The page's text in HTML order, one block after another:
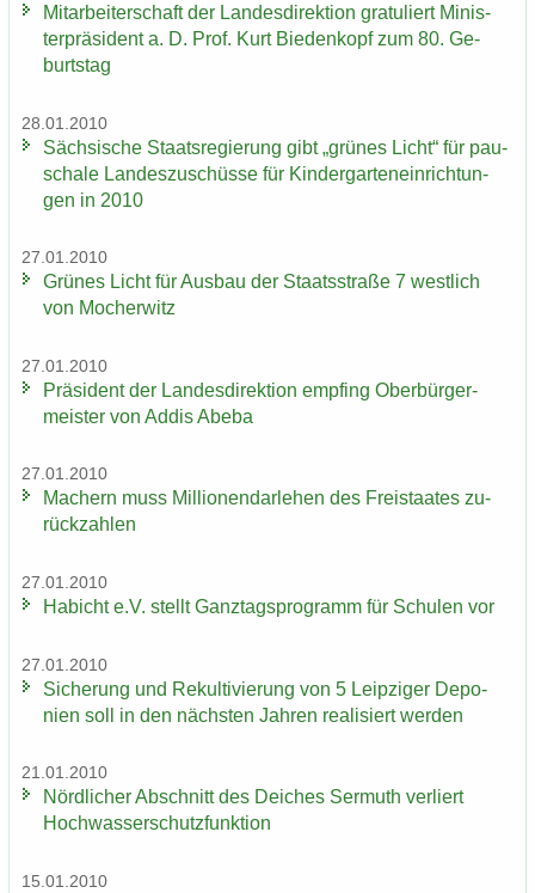
Mit­ar­bei­ter­schaft der Lan­des­di­rek­ti­on gra­tu­liert Mi­nis­
ter­prä­si­dent a. D. Prof. Kurt Bie­den­kopf zum 80. Ge­
burts­tag
28.01.2010
Säch­si­sche Staats­re­gie­rung gibt „grü­nes Licht“ für pau­
scha­le Lan­des­zu­schüs­se für Kin­der­gar­ten­ein­rich­tun­
gen in 2010
27.01.2010
Grü­nes Licht für Aus­bau der Staats­stra­ße 7 west­lich
von Mo­cher­witz
27.01.2010
Prä­si­dent der Lan­des­di­rek­ti­on emp­fing Ober­bür­ger­
meis­ter von Addis Abeba
27.01.2010
Ma­chern muss Mil­lio­nen­dar­le­hen des Frei­staa­tes zu­
rück­zah­len
27.01.2010
Ha­bicht e.V. stellt Ganz­tags­pro­gramm für Schu­len vor
27.01.2010
Si­che­rung und Re­kul­ti­vie­rung von 5 Leip­zi­ger De­po­
nien soll in den nächs­ten Jah­ren rea­li­siert wer­den
21.01.2010
Nörd­li­cher Ab­schnitt des Dei­ches Ser­muth ver­liert
Hoch­was­ser­schutz­funk­ti­on
15.01.2010